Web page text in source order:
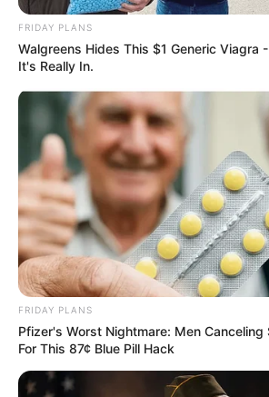
DESTAQUES
FACEBOOK
DESTAQUES DA SEMANA
Agente de Saúde é
visitas que nunca
Câmara dos Deputados:
quinquênios, sexta-
FRIDAY PLANS
Walgreens Hides This $1 Generic Viagra
It's Really In.
FRIDAY PLANS
Pfizer's Worst Nightmare: Men
For This 87¢ Blue Pill Hack